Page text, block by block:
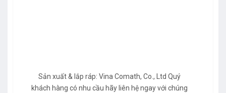
Sản xuất & lắp ráp: Vina Comath, Co., Ltd Quý
khách hàng có nhu cầu hãy liên hệ ngay với chúng